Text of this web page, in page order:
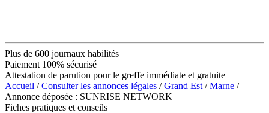
Plus de 600 journaux habilités
Paiement 100% sécurisé
Attestation de parution pour le greffe immédiate et gratuite
Accueil /Consulter les annonces légales /Grand Est /Marne /
Annonce déposée : SUNRISE NETWORK
Fiches pratiques et conseils